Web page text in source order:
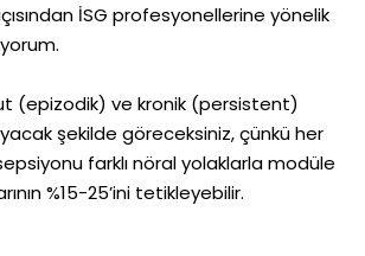
İSG profesyonellerine yönelik
(epizodik) ve kronik (persistent)
şekilde göreceksiniz, çünkü her
farklı nöral yolaklarla modüle
%15-25’ini tetikleyebilir.